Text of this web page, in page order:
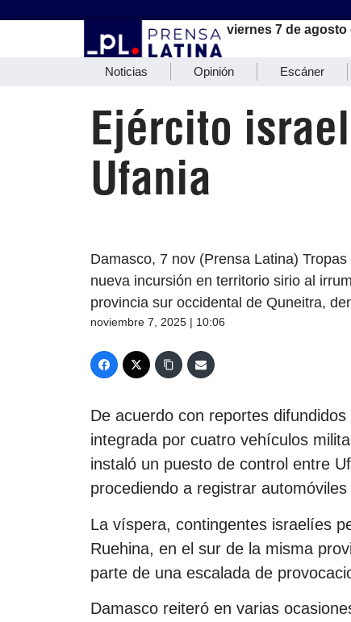
viernes 7 de agosto
Noticias Opinión Escáner
Ejército
Ufania
Damasco, 7 nov (Prensa Latina)
nueva incursión en territorio sirio al
provincia sur occidental de Quneitra,
noviembre 7, 2025 | 10:06
De acuerdo con reportes
integrada por cuatro vehículos
instaló un puesto de control entre
procediendo a registrar
La víspera, contingentes israelíes
Ruehina, en el sur de la misma
parte de una escalada de
Damasco reiteró en varias